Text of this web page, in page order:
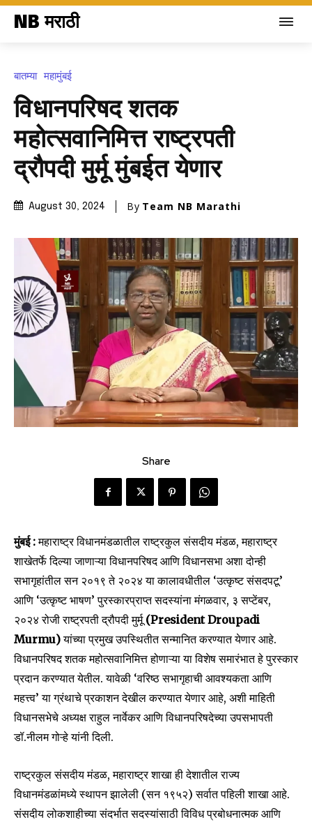
NB मराठी
बातम्या महामुंबई
विधानपरिषद शतक
महोत्सवानिमित्त राष्ट्रपती
द्रौपदी मुर्मू मुंबईत येणार
August 30, 2024 By Team NB Marathi
Share
मुंबई :महाराष्ट्र विधानमंडळातील राष्ट्रकुल संसदीय मंडळ, महाराष्ट्र
शाखेतर्फे दिल्या जाणाऱ्या विधानपरिषद आणि विधानसभा अशा दोन्ही
सभागृहांतील सन २०१९ ते २०२४ या कालावधीतील ‘उत्कृष्ट संसदपटू’
आणि ‘उत्कृष्ट भाषण’ पुरस्कारप्राप्त सदस्यांना मंगळवार, ३ सप्टेंबर,
२०२४ रोजी राष्ट्रपती द्रौपदी मुर्मू(President Droupadi
Murmu)यांच्या प्रमुख उपस्थितीत सन्मानित करण्यात येणार आहे.
विधानपरिषद शतक महोत्सवानिमित्त होणाऱ्या या विशेष समारंभात हे पुरस्कार
प्रदान करण्यात येतील. यावेळी ‘वरिष्ठ सभागृहाची आवश्यकता आणि
महत्त्व’ या ग्रंथाचे प्रकाशन देखील करण्यात येणार आहे, अशी माहिती
विधानसभेचे अध्यक्ष राहुल नार्वेकर आणि विधानपरिषदेच्या उपसभापती
डॉ.नीलम गोऱ्हे यांनी दिली.
राष्ट्रकुल संसदीय मंडळ, महाराष्ट्र शाखा ही देशातील राज्य
विधानमंडळांमध्ये स्थापन झालेली (सन १९५२) सर्वात पहिली शाखा आहे.
संसदीय लोकशाहीच्या संदर्भात सदस्यांसाठी विविध प्रबोधनात्मक आणि